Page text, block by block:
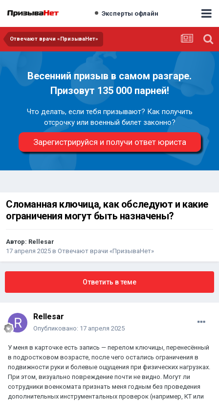
Эксперты офлайн
Отвечают врачи «ПризываНет»
Весенний призыв в самом разгаре.
Призовут 135 000 парней!
Что делать, если тебя призывают? Как получить
отсрочку или военный билет законно?
Зарегистрируйся и получи ответ юриста
Сломанная ключица, как обследуют и какие
ограничения могут быть назначены?
Автор: Rellesar
17 апреля 2025 в Отвечают врачи «ПризываНет»
Ответить в теме
Rellesar
Опубликовано: 17 апреля 2025
У меня в карточке есть запись — перелом ключицы, перенесённый
в подростковом возрасте, после чего остались ограничения в
подвижности руки и болевые ощущения при физических нагрузках.
При этом, визуально повреждение почти не видно. Могут ли
сотрудники военкомата признать меня годным без проведения
дополнительных инструментальных проверок (например, КТ или